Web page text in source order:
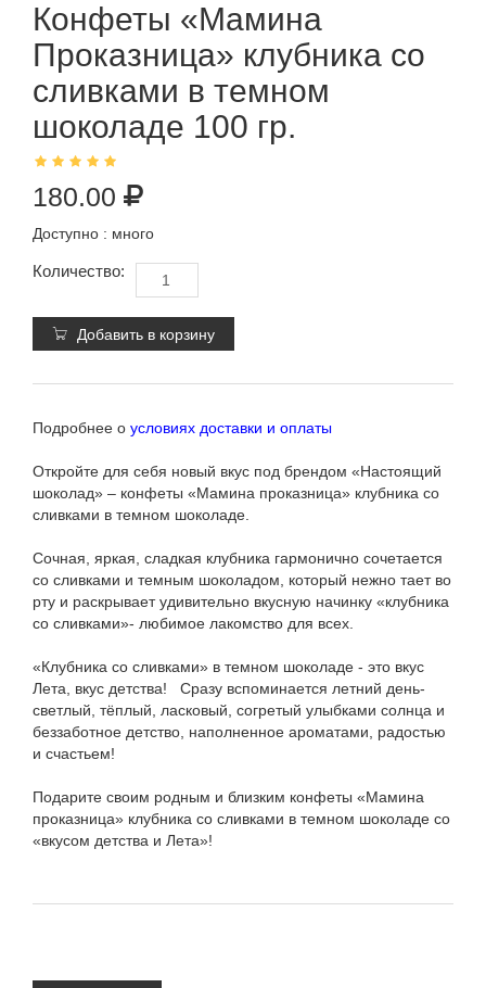
Конфеты «Мамина
Проказница» клубника со
сливками в темном
шоколаде 100 гр.
180.00
Доступно : много
Количество:
Добавить в корзину
Подробнее о условиях доставки и оплаты
Откройте для себя новый вкус под брендом «Настоящий
шоколад» – конфеты «Мамина проказница» клубника со
сливками в темном шоколаде.
Сочная, яркая, сладкая клубника гармонично сочетается
со сливками и темным шоколадом, который нежно тает во
рту и раскрывает удивительно вкусную начинку «клубника
со сливками»- любимое лакомство для всех.
«Клубника со сливками» в темном шоколаде - это вкус
Лета, вкус детства! Сразу вспоминается летний день-
светлый, тёплый, ласковый, согретый улыбками солнца и
беззаботное детство, наполненное ароматами, радостью
и счастьем!
Подарите своим родным и близким конфеты «Мамина
проказница» клубника со сливками в темном шоколаде со
«вкусом детства и Лета»!